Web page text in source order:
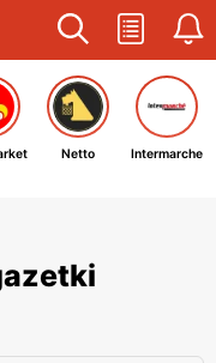
Netto Intermarche